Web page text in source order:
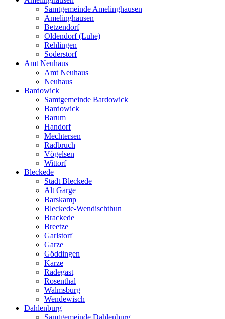
Samtgemeinde Amelinghausen
Amelinghausen
Betzendorf
Oldendorf (Luhe)
Rehlingen
Soderstorf
Amt Neuhaus
Amt Neuhaus
Neuhaus
Bardowick
Samtgemeinde Bardowick
Bardowick
Barum
Handorf
Mechtersen
Radbruch
Vögelsen
Wittorf
Bleckede
Stadt Bleckede
Alt Garge
Barskamp
Bleckede-Wendischthun
Brackede
Breetze
Garlstorf
Garze
Göddingen
Karze
Radegast
Rosenthal
Walmsburg
Wendewisch
Dahlenburg
Samtgemeinde Dahlenburg